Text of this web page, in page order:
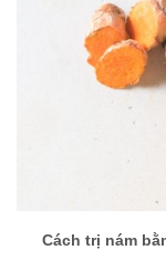
Cách trị nám